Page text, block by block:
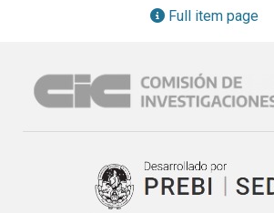
objetivo asistir a los responsables
pasos que guían el desarrollo
estratégica que apuntan a facilitar la
Full item page